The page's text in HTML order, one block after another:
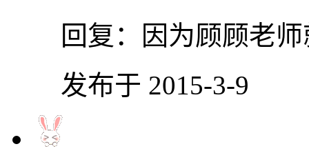
回复：
因为顾顾老师就
发布于 2015-3-9